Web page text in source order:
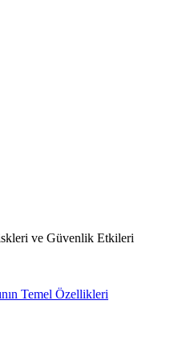
ve Güvenlik Etkileri
Temel Özellikleri